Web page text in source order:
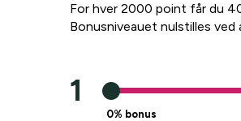
For hver 2000 point får du
Bonusniveauet nulstilles ved
1
0% bonus